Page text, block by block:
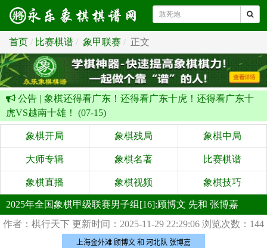
首页 比赛棋谱 象甲联赛 正文
公告 | 象棋还得看广东！还得看广东十虎！还得看广东十
虎VS越南十雄！ (07-15)
象棋开局 象棋残局 象棋中局
大师专辑 象棋名著 比赛棋谱
象棋直播 象棋视频 象棋技巧
2025年全国象棋甲级联赛男子组[16]:顾博文 先和 张博嘉
作者：棋行天下 更新时间：2025-11-29 22:29:06 浏览次数：144